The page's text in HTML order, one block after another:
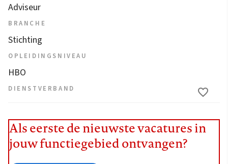
Adviseur
BRANCHE
Stichting
OPLEIDINGSNIVEAU
HBO
DIENSTVERBAND
Als eerste de nieuwste vacatures in
jouw functiegebied ontvangen?